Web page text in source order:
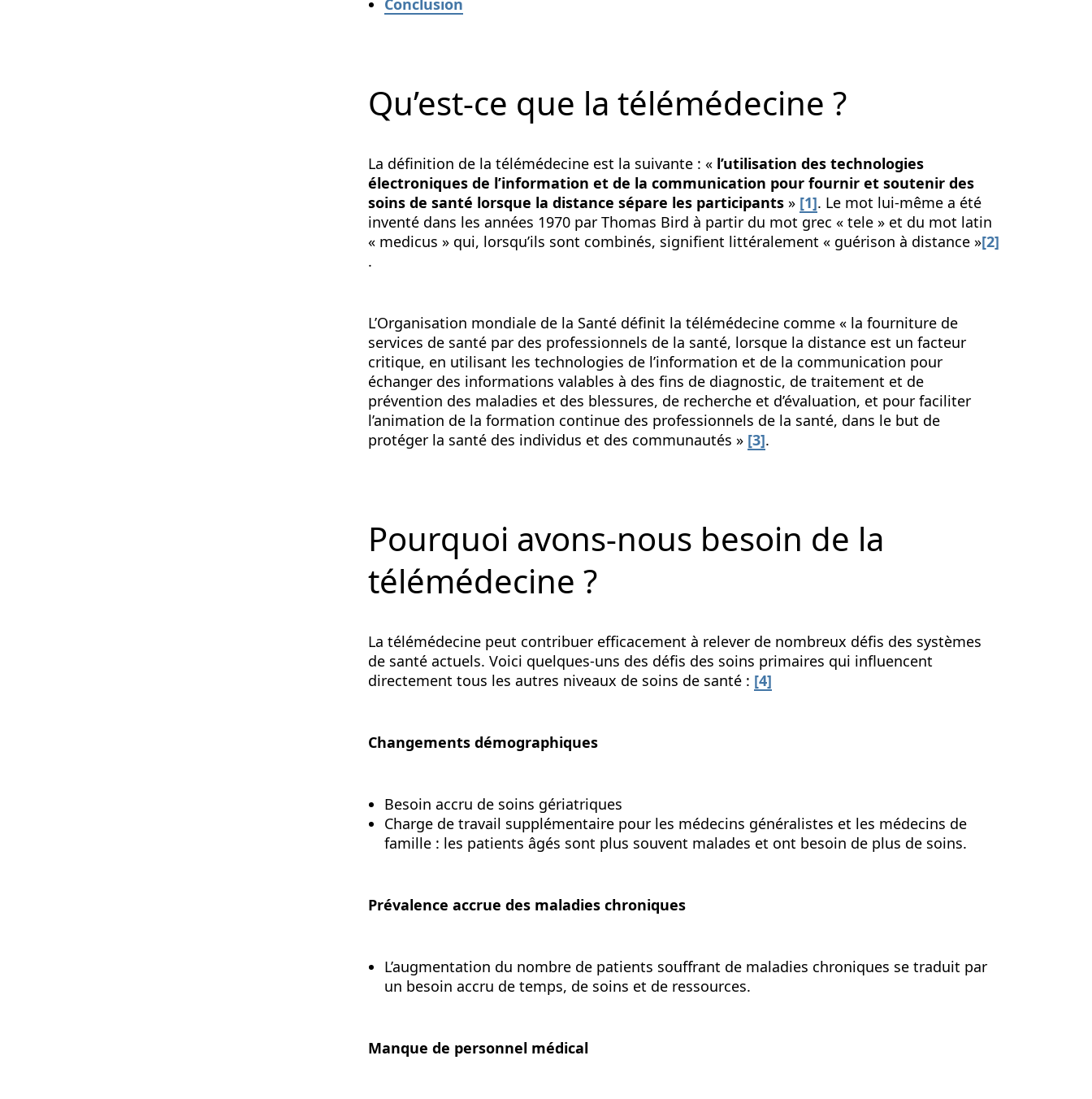
Conclusion
Qu’est-ce que la télémédecine ?
La définition de la télémédecine est la suivante : « l’utilisation des technologies
électroniques de l’information et de la communication pour fournir et soutenir des
soins de santé lorsque la distance sépare les participants » [1]. Le mot lui-même a été
inventé dans les années 1970 par Thomas Bird à partir du mot grec « tele » et du mot latin
« medicus » qui, lorsqu’ils sont combinés, signifient littéralement « guérison à distance »[2]
.
L’Organisation mondiale de la Santé définit la télémédecine comme « la fourniture de
services de santé par des professionnels de la santé, lorsque la distance est un facteur
critique, en utilisant les technologies de l’information et de la communication pour
échanger des informations valables à des fins de diagnostic, de traitement et de
prévention des maladies et des blessures, de recherche et d’évaluation, et pour faciliter
l’animation de la formation continue des professionnels de la santé, dans le but de
protéger la santé des individus et des communautés » [3].
Pourquoi avons-nous besoin de la
télémédecine ?
La télémédecine peut contribuer efficacement à relever de nombreux défis des systèmes
de santé actuels. Voici quelques-uns des défis des soins primaires qui influencent
directement tous les autres niveaux de soins de santé : [4]
Changements démographiques
Besoin accru de soins gériatriques
Charge de travail supplémentaire pour les médecins généralistes et les médecins de
famille : les patients âgés sont plus souvent malades et ont besoin de plus de soins.
Prévalence accrue des maladies chroniques
L’augmentation du nombre de patients souffrant de maladies chroniques se traduit par
un besoin accru de temps, de soins et de ressources.
Manque de personnel médical